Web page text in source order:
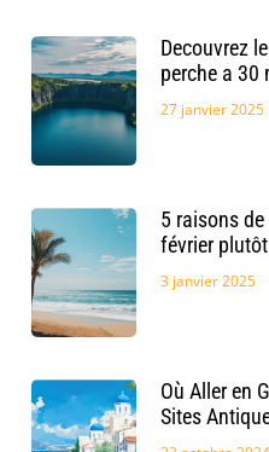
Decouvrez
perche a 30
27 janvier 2025
5 raisons de
février plutôt
3 janvier 2025
Où Aller en
Sites